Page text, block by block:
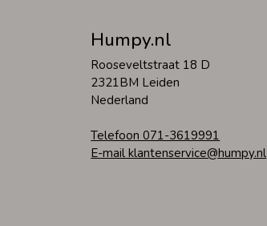
Humpy.nl
Rooseveltstraat 18 D
2321BM Leiden
Nederland
Telefoon 071-3619991
E-mail klantenservice@humpy.nl